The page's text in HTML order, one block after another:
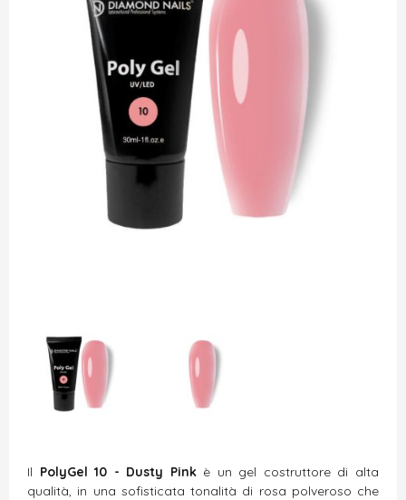
Il PolyGel 10 - Dusty Pinkè un gel costruttore di alta
qualità, in una sofisticata tonalità di rosa polveroso che